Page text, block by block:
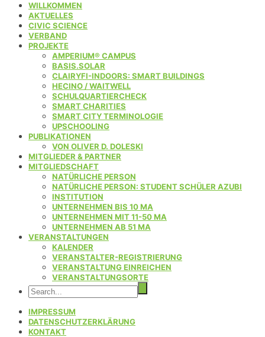
WILLKOMMEN
AKTUELLES
CIVIC SCIENCE
VERBAND
PROJEKTE
AMPERIUM® CAMPUS
BASIS.SOLAR
CLAIRYFI-INDOORS: SMART BUILDINGS
HECINO / WAITWELL
SCHULQUARTIERCHECK
SMART CHARITIES
SMART CITY TERMINOLOGIE
UPSCHOOLING
PUBLIKATIONEN
VON OLIVER D. DOLESKI
MITGLIEDER & PARTNER
MITGLIEDSCHAFT
NATÜRLICHE PERSON
NATÜRLICHE PERSON: STUDENT SCHÜLER AZUBI
INSTITUTION
UNTERNEHMEN BIS 10 MA
UNTERNEHMEN MIT 11-50 MA
UNTERNEHMEN AB 51 MA
VERANSTALTUNGEN
KALENDER
VERANSTALTER-REGISTRIERUNG
VERANSTALTUNG EINREICHEN
VERANSTALTUNGSORTE
IMPRESSUM
DATENSCHUTZERKLÄRUNG
KONTAKT